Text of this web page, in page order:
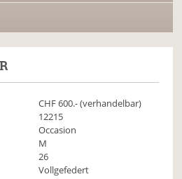
CHF600.- (verhandelbar)
12215
Occasion
M
26
Vollgefedert